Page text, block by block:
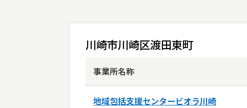
川崎市川崎区渡田東町
事業所名称
地域包括支援センタービオラ川崎